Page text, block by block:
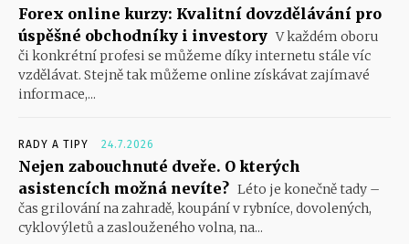
Forex online kurzy: Kvalitní dovzdělávání pro
úspěšné obchodníky i investory V každém oboru
či konkrétní profesi se můžeme díky internetu stále víc
vzdělávat. Stejně tak můžeme online získávat zajímavé
informace,...
RADY A TIPY 24.7.2026
Nejen zabouchnuté dveře. O kterých
asistencích možná nevíte? Léto je konečně tady –
čas grilování na zahradě, koupání v rybníce, dovolených,
cyklovýletů a zaslouženého volna, na...